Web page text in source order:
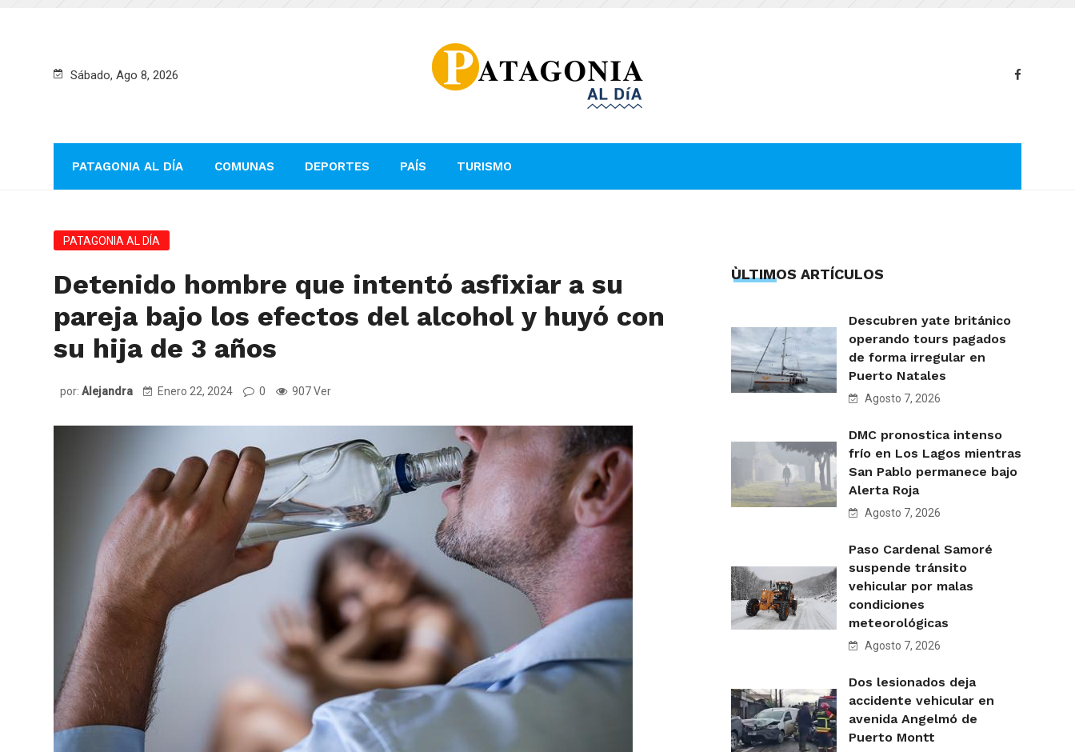
Sábado, Ago 8, 2026
PATAGONIA AL DÍA COMUNAS DEPORTES PAÍS TURISMO
PATAGONIA AL DÍA
Detenido hombre que intentó asfixiar a su
pareja bajo los efectos del alcohol y huyó con
su hija de 3 años
por: Alejandra Enero 22, 2024 0 907 Ver
ÙLTIMOS ARTÍCULOS
Descubren yate británico
operando tours pagados
de forma irregular en
Puerto Natales
Agosto 7, 2026
DMC pronostica intenso
frío en Los Lagos mientras
San Pablo permanece bajo
Alerta Roja
Agosto 7, 2026
Paso Cardenal Samoré
suspende tránsito
vehicular por malas
condiciones
meteorológicas
Agosto 7, 2026
Dos lesionados deja
accidente vehicular en
avenida Angelmó de
Puerto Montt